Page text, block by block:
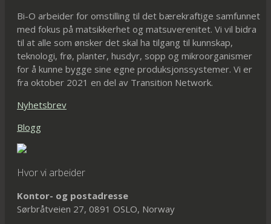
Bi-O arbeider for omstilling til det bærekraftige samfunnet
med fokus på matsikkerhet og matsuverenitet. Vi vil bidra
til at alle som ønsker det skal ha tilgang til kunnskap,
teknologi, frø, planter, husdyr, sopp og mikroorganismer
for å kunne bygge sine egne produksjonssystemer. Vi er
fra oktober 2021 en del av Transition Network.
Nyhetsbrev
Blogg
Hvor vi arbeider
Kontor- og postadresse
Sørbråtveien 27, 0891 OSLO, Norway